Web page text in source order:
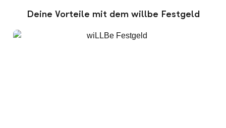
Deine Vorteile mit dem willbe Festgeld